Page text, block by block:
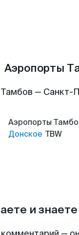
Аэропорты
—
Аэропорты
Донское TBW
и